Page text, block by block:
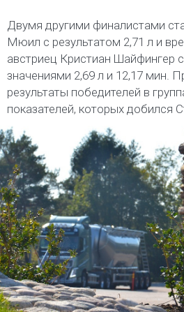
Двумя другими финалистами
Мюил с результатом 2,71 л и
австриец Кристиан Шайфингер
значениями 2,69 л и 12,17 мин.
результаты победителей в
показателей, которых добился